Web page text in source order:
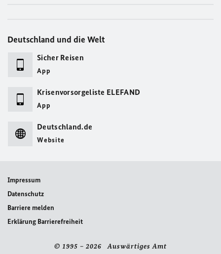
Deutschland und die Welt
Sicher Reisen
App
Krisenvorsorgeliste ELEFAND
App
Deutschland.de
Website
Impressum
Datenschutz
Barriere melden
Erklärung Barrierefreiheit
© 1995 – 2026 Auswärtiges Amt